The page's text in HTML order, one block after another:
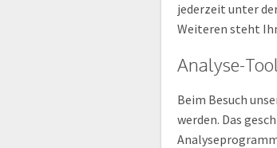
jederzeit unter
Weiteren steht
Analyse-
Beim Besuch
werden. Das